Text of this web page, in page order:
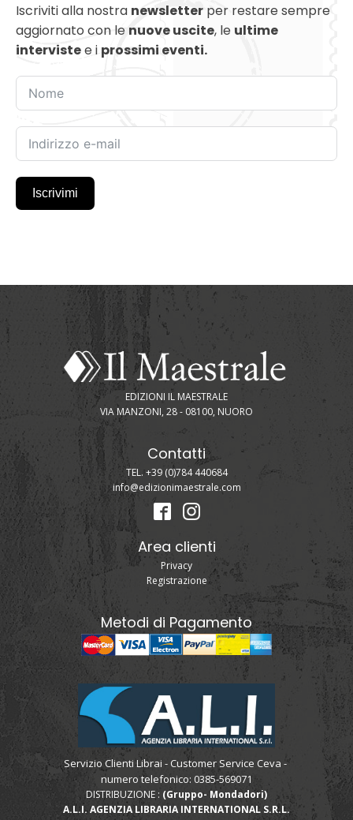
Iscriviti alla nostra newsletter per restare sempre
aggiornato con le nuove uscite, le ultime
intervistee i prossimi eventi.
Iscrivimi
EDIZIONI IL MAESTRALE
VIA MANZONI, 28 - 08100, NUORO
Contatti
TEL. +39 (0)784 440684
info@edizionimaestrale.com
Area clienti
Privacy
Registrazione
Metodi di Pagamento
Servizio Clienti Librai - Customer Service Ceva -
numero telefonico: 0385-569071
DISTRIBUZIONE : (Gruppo- Mondadori)
A.L.I. AGENZIA LIBRARIA INTERNATIONAL S.R.L.